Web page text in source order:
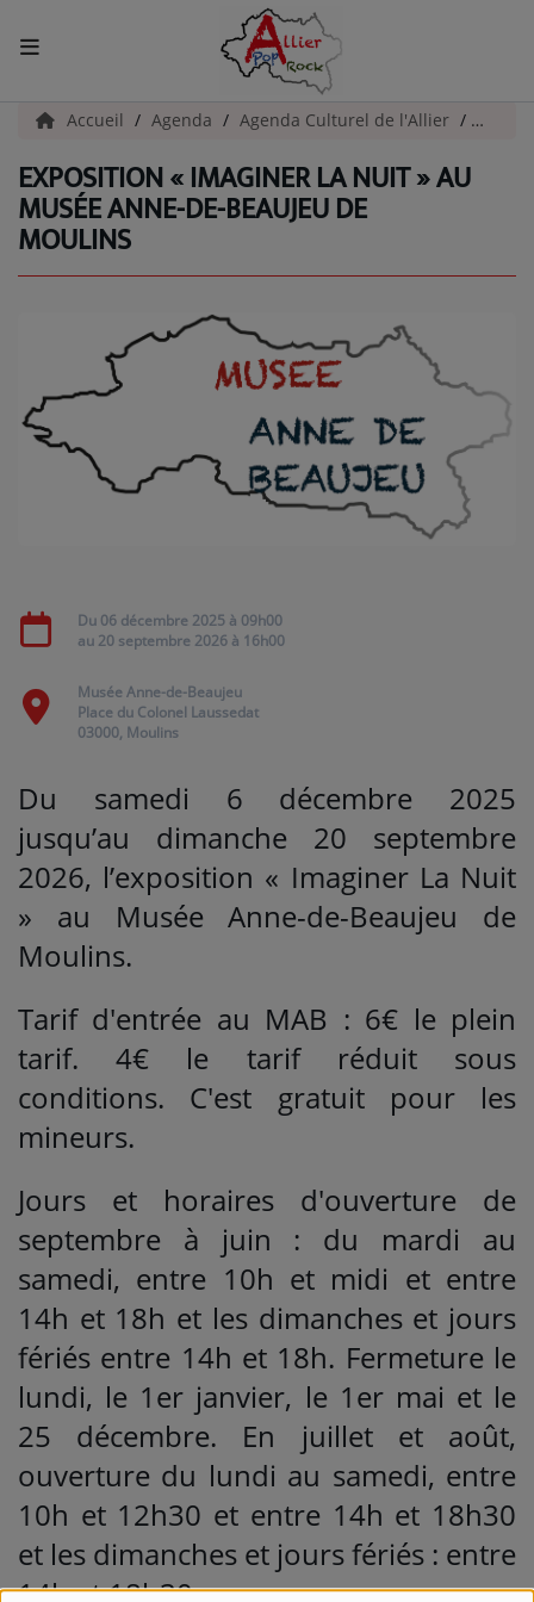
ACCUEIL
Actualités
INFOS - ALLIER
INFOS POP ROCK
La Radio
EMISSIONS
PODCASTS
Agenda
Titres diffusés
Se connecter
Accueil Agenda Agenda Culturel de l'Allier
EXPOSITION « IMAGINER LA NUIT » AU
MUSÉE ANNE-DE-BEAUJEU DE
MOULINS
Du 06 décembre 2025 à 09h00
au 20 septembre 2026 à 16h00
Musée Anne-de-Beaujeu
Place du Colonel Laussedat
03000, Moulins
Du samedi 6 décembre 2025
jusqu’au dimanche 20 septembre
2026, l’exposition « Imaginer La Nuit
» au Musée Anne-de-Beaujeu de
Moulins.
Tarif d'entrée au MAB : 6€ le plein
tarif. 4€ le tarif réduit sous
conditions. C'est gratuit pour les
mineurs.
Jours et horaires d'ouverture de
septembre à juin : du mardi au
samedi, entre 10h et midi et entre
14h et 18h et les dimanches et jours
fériés entre 14h et 18h. Fermeture le
lundi, le 1er janvier, le 1er mai et le
25 décembre. En juillet et août,
ouverture du lundi au samedi, entre
10h et 12h30 et entre 14h et 18h30
et les dimanches et jours fériés : entre
14h et 18h30.